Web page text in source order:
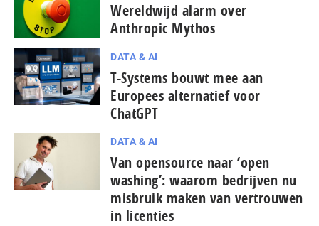
Wereldwijd alarm over
Anthropic Mythos
DATA & AI
T-Systems bouwt mee aan
Europees alternatief voor
ChatGPT
DATA & AI
Van opensource naar ‘open
washing’: waarom bedrijven nu
misbruik maken van vertrouwen
in licenties